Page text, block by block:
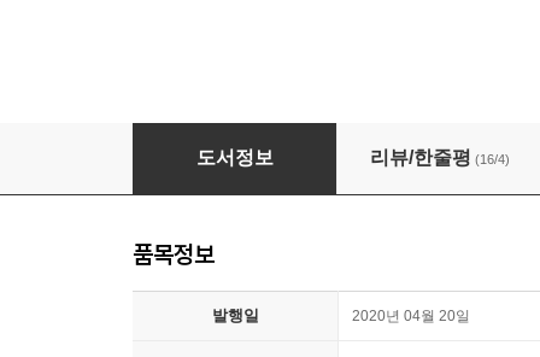
좌절의 기술
도서정보 리뷰/한줄평 (16/4)
품목정보
발행일 2020년 04월 20일